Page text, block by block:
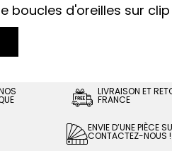
boucles d'oreilles sur clip
LIVRAISON ET
FRANCE
ENVIE D’UNE PIÈCE
CONTACTEZ-NOUS !